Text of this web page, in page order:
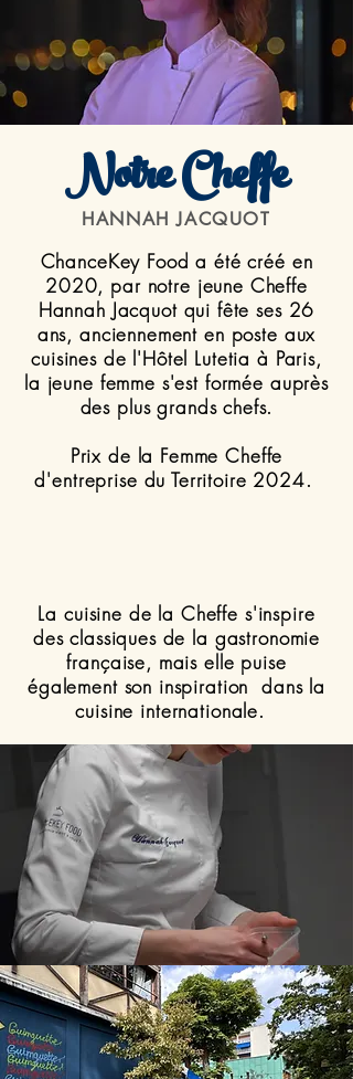
Notre Cheffe
HANNAH JACQUOT
ChanceKey Food a été créé en
2020, par notre jeune Cheffe
Hannah Jacquot qui fête ses 26
ans, anciennement en poste aux
cuisines de l'Hôtel Lutetia à Paris,
la jeune femme s'est formée auprès
des plus grands chefs.
Prix de la Femme Cheffe
d'entreprise du Territoire 2024.
La cuisine de la Cheffe s'inspire
des classiques de la gastronomie
française, mais elle puise
également son inspiration dans la
cuisine internationale.